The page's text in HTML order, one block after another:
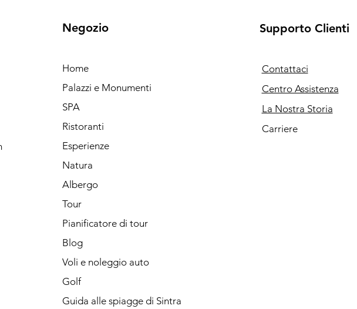
Negozio
Home
Palazzi e Monumenti
SPA
Ristoranti
Esperienze
Natura
Albergo
Tour
Pianificatore di tour
Blog
Voli e noleggio auto
Golf
Guida alle spiagge di Sintra
Supporto Clienti
Contattaci
Centro Assistenza
La Nostra Storia
Carriere